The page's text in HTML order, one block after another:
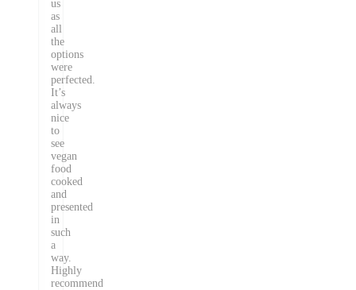
us
as
all
the
options
were
perfected.
It’s
always
nice
to
see
vegan
food
cooked
and
presented
in
such
a
way.
Highly
recommend